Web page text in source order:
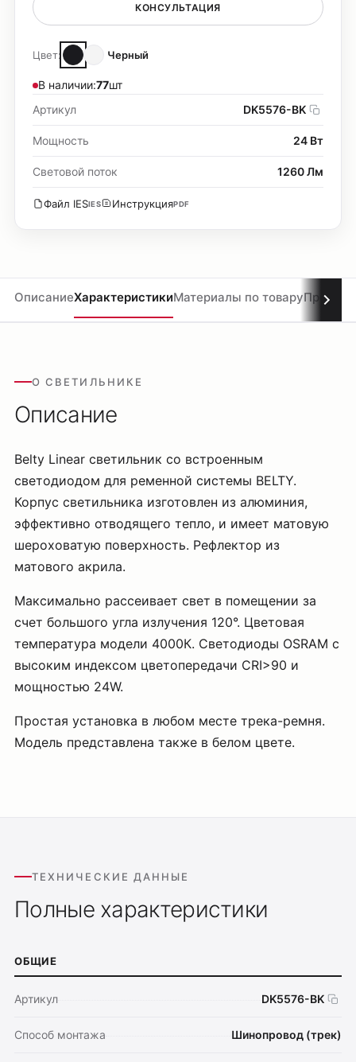
КОНСУЛЬТАЦИЯ
Цвет: Черный
В наличии:77шт
Артикул
DK5576-BK
Мощность 24 Вт
Световой поток 1260 Лм
Файл IESIES ИнструкцияPDF
ОписаниеХарактеристикиМатериалы по товару
О СВЕТИЛЬНИКЕ
Описание
Belty Linear светильник со встроенным
светодиодом для ременной системы BELTY.
Корпус светильника изготовлен из алюминия,
эффективно отводящего тепло, и имеет матовую
шероховатую поверхность. Рефлектор из
матового акрила.
Максимально рассеивает свет в помещении за
счет большого угла излучения 120°. Цветовая
температура модели 4000К. Светодиоды OSRAM с
высоким индексом цветопередачи CRI>90 и
мощностью 24W.
Простая установка в любом месте трека-ремня.
Модель представлена также в белом цвете.
ТЕХНИЧЕСКИЕ ДАННЫЕ
Полные характеристики
ОБЩИЕ
Артикул DK5576-BK
Способ монтажа Шинопровод (трек)